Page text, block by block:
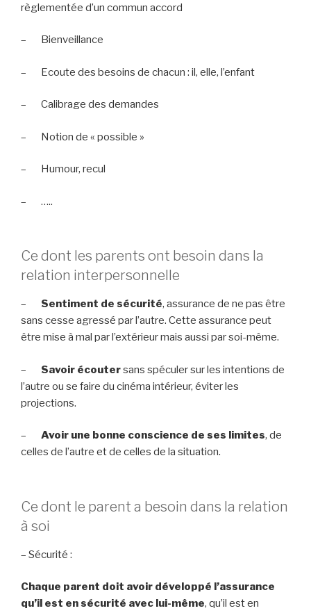
règlementée d’un commun accord
– Bienveillance
– Ecoute des besoins de chacun : il, elle, l’enfant
– Calibrage des demandes
– Notion de « possible »
– Humour, recul
– …..
Ce dont les parents ont besoin dans la
relation interpersonnelle
– Sentiment de sécurité, assurance de ne pas être
sans cesse agressé par l’autre. Cette assurance peut
être mise à mal par l’extérieur mais aussi par soi-même.
– Savoir écoutersans spéculer sur les intentions de
l’autre ou se faire du cinéma intérieur, éviter les
projections.
– Avoir une bonne conscience de ses limites, de
celles de l’autre et de celles de la situation.
Ce dont le parent a besoin dans la relation
à soi
– Sécurité :
Chaque parent doit avoir développé l’assurance
qu’il est en sécurité avec lui-même, qu’il est en